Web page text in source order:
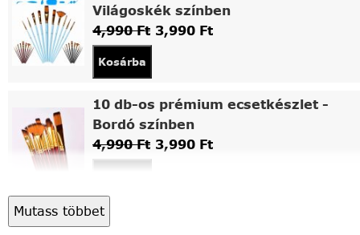
Világoskék színben
4,990Ft 3,990 Ft
Kosárba
10 db-os prémium ecsetkészlet -
Bordó színben
4,990Ft 3,990 Ft
Asztali fa festőállvány
Mutass többet